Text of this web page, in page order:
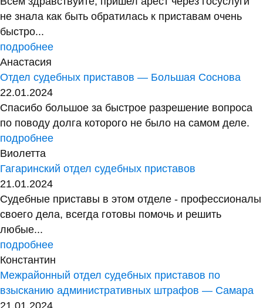
не знала как быть обратилась к приставам очень
быстро...
подробнее
Анастасия
Отдел судебных приставов — Большая Соснова
22.01.2024
Спасибо большое за быстрое разрешение вопроса
по поводу долга которого не было на самом деле.
подробнее
Виолетта
Гагаринский отдел судебных приставов
21.01.2024
Судебные приставы в этом отделе - профессионалы
своего дела, всегда готовы помочь и решить
любые...
подробнее
Константин
Межрайонный отдел судебных приставов по
взысканию административных штрафов — Самара
21.01.2024